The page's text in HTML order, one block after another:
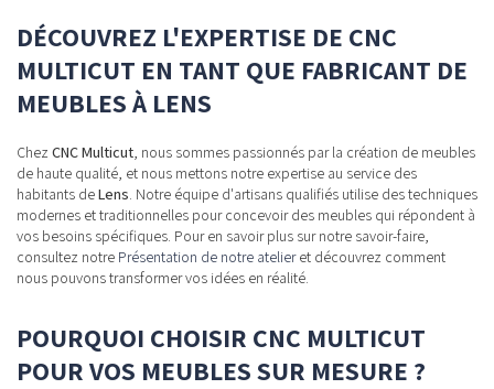
DÉCOUVREZ L'EXPERTISE DE CNC
MULTICUT EN TANT QUE FABRICANT DE
MEUBLES À LENS
Chez CNC Multicut , nous sommes passionnés par la création de meubles
de haute qualité, et nous mettons notre expertise au service des
habitants deLens . Notre équipe d'artisans qualifiés utilise des techniques
modernes et traditionnelles pour concevoir des meubles qui répondent à
vos besoins spécifiques. Pour en savoir plus sur notre savoir-faire,
consultez notre Présentation de notre atelieret découvrez comment
nous pouvons transformer vos idées en réalité.
POURQUOI CHOISIR CNC MULTICUT
POUR VOS MEUBLES SUR MESURE ?